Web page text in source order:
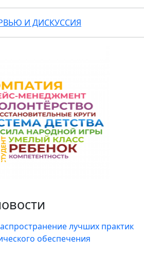
И ДИСКУССИЯ
лучших практик
обеспечения